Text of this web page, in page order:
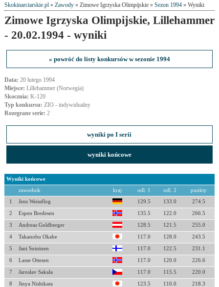
Skokinarciarskie.pl» Zawody» Zimowe Igrzyska Olimpijskie » Sezon 1994» Wyniki
Zimowe Igrzyska Olimpijskie, Lillehammer
- 20.02.1994 - wyniki
« powróć do listy konkursów w sezonie 1994
Data: 20 lutego 1994
Miejsce: Lillehammer (Norwegia)
Skocznia: K-120
Typ konkursu: ZIO - indywidualny
Rozegrane serie: 2
wyniki po I serii
wyniki końcowe
Wyniki końcowe
zawodnik kraj odl. 1 odl. 2 punkty
1 Jens Weissflog 129.5 133.0 274.5
2 Espen Bredesen 135.5 122.0 266.5
3 Andreas Goldberger 128.5 121.5 255.0
4 Takanobu Okabe 117.0 128.0 243.5
5 Jani Soininen 117.0 122.5 231.1
6 Lasse Ottesen 117.0 120.0 226.6
7 Jaroslav Sakala 117.0 115.5 220.0
8 Jinya Nishikata 123.5 110.0 218.3